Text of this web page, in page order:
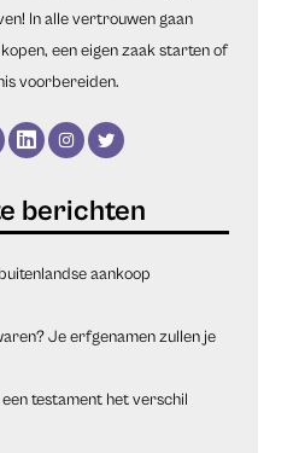
In alle vertrouwen gaan
een eigen zaak starten of
voorbereiden.
aankoop
Je erfgenamen zullen je
testament het verschil